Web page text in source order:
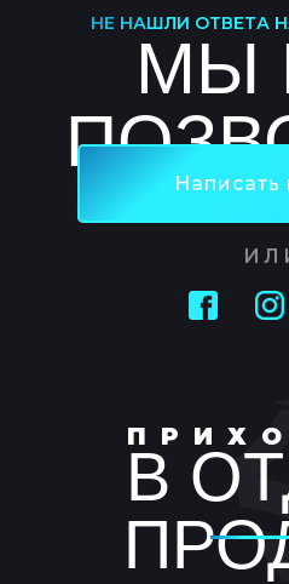
МЫ
НЕ НАШЛИ ОТВЕТА
Написать
П Р И Х
В
+7 771 713 11 81
Номер телефона: